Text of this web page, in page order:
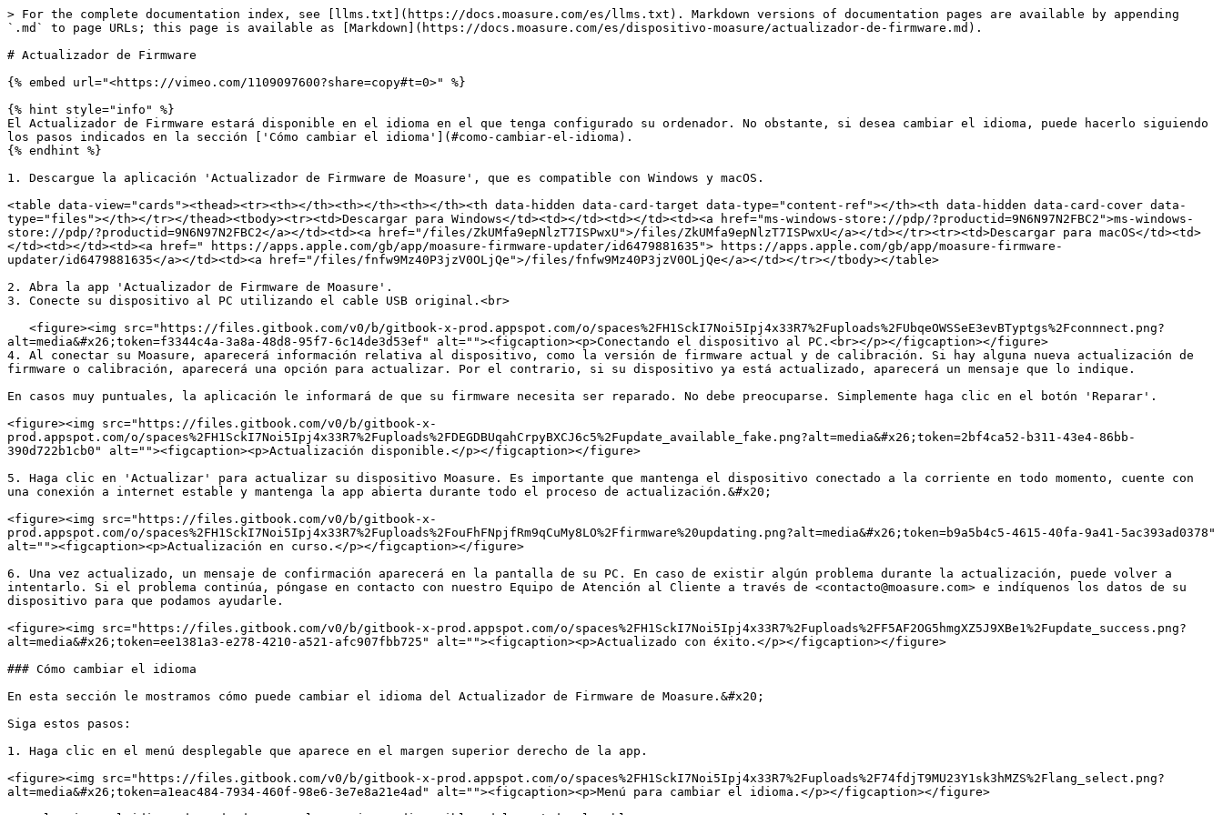
> For the complete documentation index, see [llms.txt](https://docs.moasure.com/es/llms.txt). Markdown versions of documentation pages are available by appending
`.md` to page URLs; this page is available as [Markdown](https://docs.moasure.com/es/dispositivo-moasure/actualizador-de-firmware.md).
# Actualizador de Firmware
{% embed url="<https://vimeo.com/1109097600?share=copy#t=0>" %}
{% hint style="info" %}
El Actualizador de Firmware estará disponible en el idioma en el que tenga configurado su ordenador. No obstante, si desea cambiar el idioma, puede hacerlo siguiendo
los pasos indicados en la sección ['Cómo cambiar el idioma'](#como-cambiar-el-idioma).
{% endhint %}
1. Descargue la aplicación 'Actualizador de Firmware de Moasure', que es compatible con Windows y macOS.
<table data-view="cards"><thead><tr><th></th><th></th><th></th><th data-hidden data-card-target data-type="content-ref"></th><th data-hidden data-card-cover data-
type="files"></th></tr></thead><tbody><tr><td>Descargar para Windows</td><td></td><td></td><td><a href="ms-windows-store://pdp/?productid=9N6N97N2FBC2">ms-windows-
store://pdp/?productid=9N6N97N2FBC2</a></td><td><a href="/files/ZkUMfa9epNlzT7ISPwxU">/files/ZkUMfa9epNlzT7ISPwxU</a></td></tr><tr><td>Descargar para macOS</td><td>
</td><td></td><td><a href=" https://apps.apple.com/gb/app/moasure-firmware-updater/id6479881635"> https://apps.apple.com/gb/app/moasure-firmware-
updater/id6479881635</a></td><td><a href="/files/fnfw9Mz40P3jzV0OLjQe">/files/fnfw9Mz40P3jzV0OLjQe</a></td></tr></tbody></table>
2. Abra la app 'Actualizador de Firmware de Moasure'.
3. Conecte su dispositivo al PC utilizando el cable USB original.<br>
alt=media&#x26;token=f3344c4a-3a8a-48d8-95f7-6c14de3d53ef" alt=""><figcaption><p>Conectando el dispositivo al PC.<br></p></figcaption></figure>
4. Al conectar su Moasure, aparecerá información relativa al dispositivo, como la versión de firmware actual y de calibración. Si hay alguna nueva actualización de
firmware o calibración, aparecerá una opción para actualizar. Por el contrario, si su dispositivo ya está actualizado, aparecerá un mensaje que lo indique.
En casos muy puntuales, la aplicación le informará de que su firmware necesita ser reparado. No debe preocuparse. Simplemente haga clic en el botón 'Reparar'.
<figure><img src="https://files.gitbook.com/v0/b/gitbook-x-
prod.appspot.com/o/spaces%2FH1SckI7Noi5Ipj4x33R7%2Fuploads%2FDEGDBUqahCrpyBXCJ6c5%2Fupdate_available_fake.png?alt=media&#x26;token=2bf4ca52-b311-43e4-86bb-
390d722b1cb0" alt=""><figcaption><p>Actualización disponible.</p></figcaption></figure>
5. Haga clic en 'Actualizar' para actualizar su dispositivo Moasure. Es importante que mantenga el dispositivo conectado a la corriente en todo momento, cuente con
una conexión a internet estable y mantenga la app abierta durante todo el proceso de actualización.&#x20;
<figure><img src="https://files.gitbook.com/v0/b/gitbook-x-
prod.appspot.com/o/spaces%2FH1SckI7Noi5Ipj4x33R7%2Fuploads%2FouFhFNpjfRm9qCuMy8LO%2Ffirmware%20updating.png?alt=media&#x26;token=b9a5b4c5-4615-40fa-9a41-5ac393ad0378"
alt=""><figcaption><p>Actualización en curso.</p></figcaption></figure>
6. Una vez actualizado, un mensaje de confirmación aparecerá en la pantalla de su PC. En caso de existir algún problema durante la actualización, puede volver a
intentarlo. Si el problema continúa, póngase en contacto con nuestro Equipo de Atención al Cliente a través de <contacto@moasure.com> e indíquenos los datos de su
dispositivo para que podamos ayudarle.
<figure><img src="https://files.gitbook.com/v0/b/gitbook-x-prod.appspot.com/o/spaces%2FH1SckI7Noi5Ipj4x33R7%2Fuploads%2FF5AF2OG5hmgXZ5J9XBe1%2Fupdate_success.png?
alt=media&#x26;token=ee1381a3-e278-4210-a521-afc907fbb725" alt=""><figcaption><p>Actualizado con éxito.</p></figcaption></figure>
### Cómo cambiar el idioma
En esta sección le mostramos cómo puede cambiar el idioma del Actualizador de Firmware de Moasure.&#x20;
Siga estos pasos:
1. Haga clic en el menú desplegable que aparece en el margen superior derecho de la app.
<figure><img src="https://files.gitbook.com/v0/b/gitbook-x-prod.appspot.com/o/spaces%2FH1SckI7Noi5Ipj4x33R7%2Fuploads%2F74fdjT9MU23Y1sk3hMZS%2Flang_select.png?
alt=media&#x26;token=a1eac484-7934-460f-98e6-3e7e8a21e4ad" alt=""><figcaption><p>Menú para cambiar el idioma.</p></figcaption></figure>